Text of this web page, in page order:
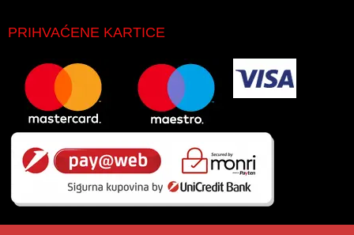
PRIHVAĆENE KARTICE